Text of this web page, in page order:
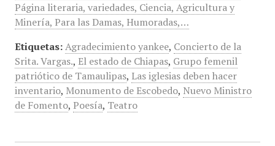
Página literaria, variedades, Ciencia, Agricultura y
Minería, Para las Damas, Humoradas,…
Etiquetas: Agradecimiento yankee, Concierto de la
Srita. Vargas., El estado de Chiapas, Grupo femenil
patriótico de Tamaulipas, Las iglesias deben hacer
inventario, Monumento de Escobedo, Nuevo Ministro
de Fomento, Poesía, Teatro